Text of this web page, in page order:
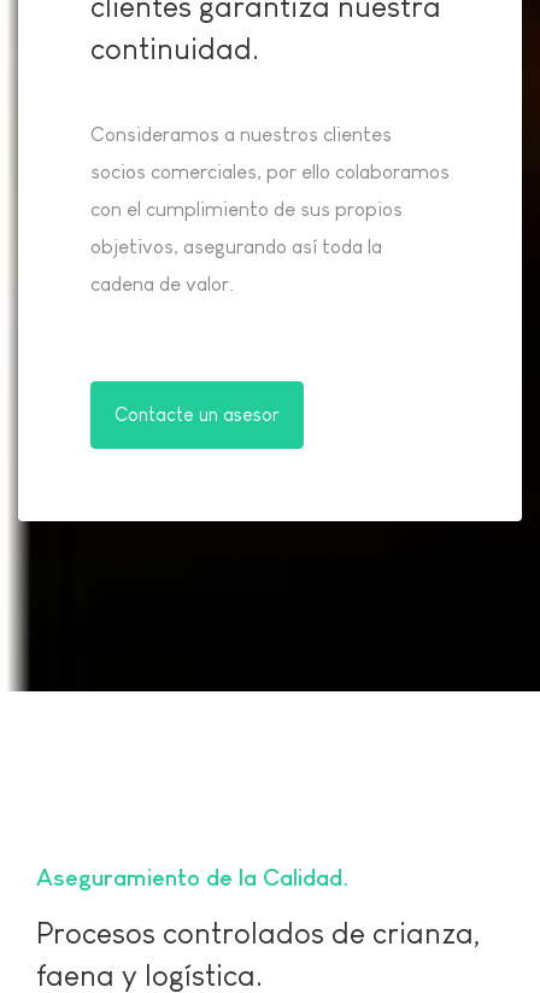
continuidad.
Consideramos a nuestros clientes
socios comerciales, por ello colaboramos
con el cumplimiento de sus propios
objetivos, asegurando así toda la
cadena de valor.
Contacte un asesor
Aseguramiento de la Calidad
Procesos controlados de crianza,
faena y logística.